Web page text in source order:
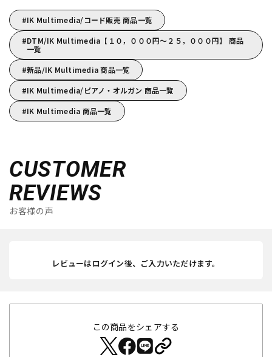
IK Multimedia/コード販売 商品一覧
DTM/IK Multimedia【１０，０００円～２５，０００円】 商品
一覧
新品/IK Multimedia 商品一覧
IK Multimedia/ピアノ・オルガン 商品一覧
IK Multimedia 商品一覧
CUSTOMER
REVIEWS
お客様の声
レビューはログイン後、ご入力いただけます。
この商品をシェアする